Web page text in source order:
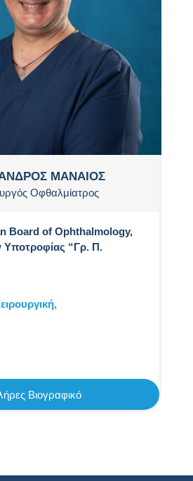
ΜΑΝΑΙΟΣ
Οφθαλμίατρος
Board of Ophthalmology,
Υποτροφίας “Γρ. Π.
Βιογραφικό